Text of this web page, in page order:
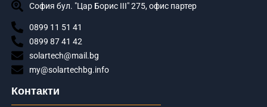
София бул. "Цар Борис III" 275, офис партер
0899 11 51 41
0899 87 41 42
solartech@mail.bg
my@solartechbg.info
Контакти